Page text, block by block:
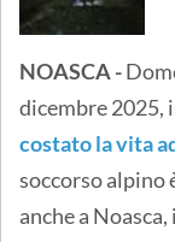
NOASCA -
dicembre 2025,
costato la vita
soccorso alpino
anche a